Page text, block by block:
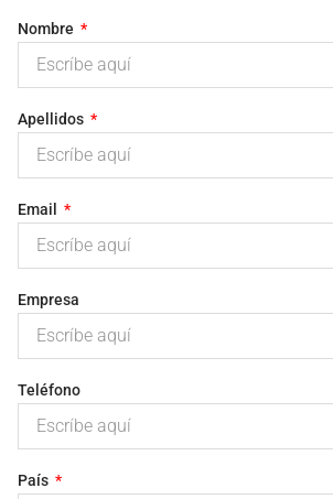
Nombre
Apellidos
Email
Empresa
Teléfono
País